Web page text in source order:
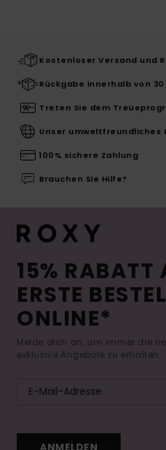
Kostenloser Versand und
Rückgabe innerhalb von 30
Treten Sie dem
Unser umweltfreundliches
100% sichere Zahlung
Brauchen Sie Hilfe?
15% RABATT
ERSTE
ONLINE*
Melde dich an, um immer die
exklusive Angebote zu erhalten.